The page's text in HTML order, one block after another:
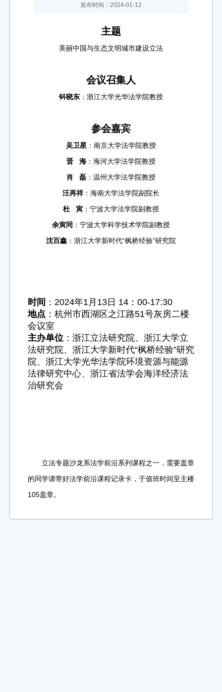
发布时间：2024-01-12
主题
美丽中国与生态文明城市建设立法
会议召集人
钭晓东 ：浙江大学光华法学院教授
参会嘉宾
吴卫星 ：南京大学法学院教授
晋 海 ：海河大学法学院教授
肖 磊 ：温州大学法学院教授
汪再祥：海南大学法学院副院长
杜 寅 ：宁波大学法学院副教授
余寅同 ：宁波大学科学技术学院副教授
沈百鑫 ：浙江大学新时代“枫桥经验”研究院
时间 ：2024年1月13日 14：00-17:30
地点 ：杭州市西湖区之江路51号灰房二楼
会议室
主办单位 ：浙江立法研究院、浙江大学立
法研究院、浙江大学新时代“枫桥经验”研究
院、浙江大学光华法学院环境资源与能源
法律研究中心、浙江省法学会海洋经济法
治研究会
立法专题沙龙系法学前沿系列课程之一，需要盖章
的同学请带好法学前沿课程记录卡，于值班时间至主楼
105盖章。